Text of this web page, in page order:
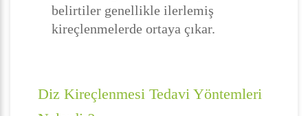
belirtiler genellikle ilerlemiş
kireçlenmelerde ortaya çıkar.
Diz Kireçlenmesi Tedavi Yöntemleri